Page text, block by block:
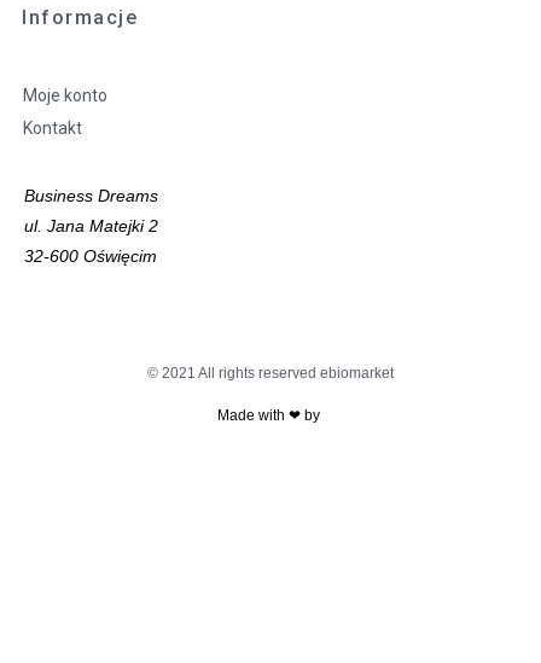
Informacje
Moje konto
Kontakt
Business Dreams
ul. Jana Matejki 2
32-600 Oświęcim
© 2021 All rights reserved ebiomarket
Made with ❤ by